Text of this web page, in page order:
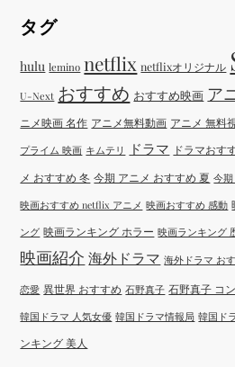
タグ
hulu lemino netflix netflixオリジナル
U-Next おすすめ おすすめ映画 ア
ニメ映画 名作 アニメ無料動画 アニメ 無料
プライム 映画 キムテリ ドラマ ドラマおす
メ おすすめ 冬 今期 アニメ おすすめ 夏 今
映画おすすめ netflix アニメ 映画おすすめ 感動
ング 映画ランキング ホラー 映画ランキング
映画紹介 海外ドラマ 海外ドラマ お
恋愛 異世界 おすすめ 石野真子 石野真子 コ
韓国ドラマ 人気女優 韓国ドラマ情報局 韓国ド
ンキング 美人